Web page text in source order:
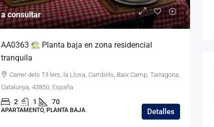
a consultar
AA0363
Planta baja en zona residencial
tranquila
Carrer dels Til·lers, la Llosa, Cambrils, Baix Camp, Tarragona,
Catalunya, 43850, España
2 1 70
APARTAMENTO, PLANTA BAJA Detalles